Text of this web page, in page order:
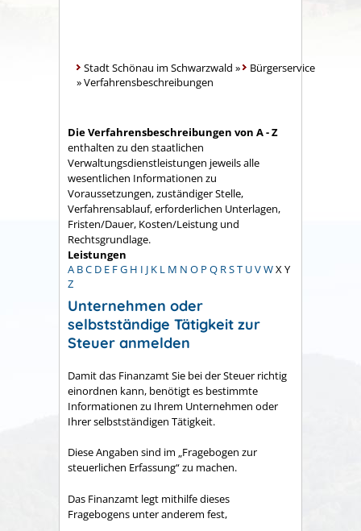
Stadt Schönau im Schwarzwald »
Bürgerservice
»Verfahrensbeschreibungen
Die Verfahrensbeschreibungen von A - Z
enthalten zu den staatlichen
Verwaltungsdienstleistungen jeweils alle
wesentlichen Informationen zu
Voraussetzungen, zuständiger Stelle,
Verfahrensablauf, erforderlichen Unterlagen,
Fristen/Dauer, Kosten/Leistung und
Rechtsgrundlage.
Leistungen
A BC D E FG H I J K L M N O P Q RST UVWX Y
Z
Unternehmen oder
selbstständige Tätigkeit zur
Steuer anmelden
Damit das Finanzamt Sie bei der Steuer richtig
einordnen kann, benötigt es bestimmte
Informationen zu Ihrem Unternehmen oder
Ihrer selbstständigen Tätigkeit.
Diese Angaben sind im „Fragebogen zur
steuerlichen Erfassung“ zu machen.
Das Finanzamt legt mithilfe dieses
Fragebogens unter anderem fest,